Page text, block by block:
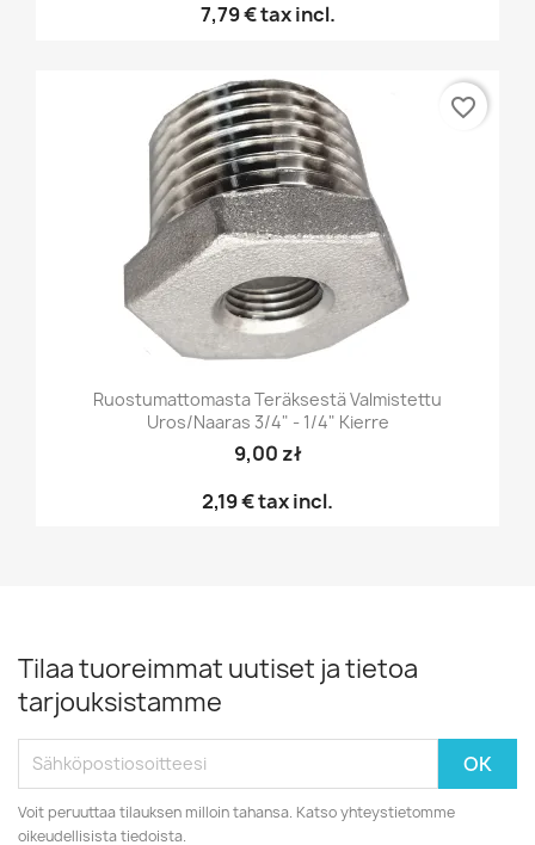
7,79 €tax incl.
Ruostumattomasta Teräksestä Valmistettu
Uros/naaras 3/4" - 1/4" Kierre
9,00 zł
2,19 €tax incl.
favorite_border
Tilaa tuoreimmat uutiset ja tietoa
tarjouksistamme
Voit peruuttaa tilauksen milloin tahansa. Katso yhteystietomme
oikeudellisista tiedoista.